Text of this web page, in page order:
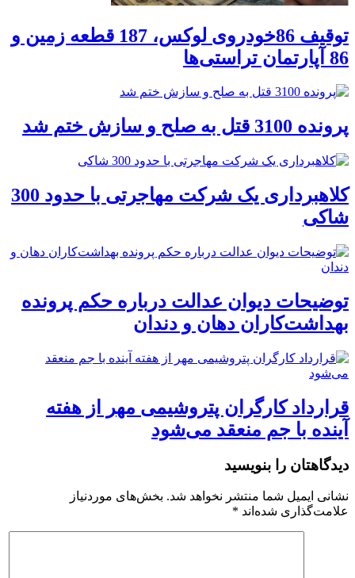
توقیف 86خودروی لوکس، 187 قطعه زمین و
86 آپارتمان تراستی‌ها
پرونده 3100 قتل به صلح و سازش ختم شد
کلاهبرداری یک شرکت مهاجرتی با حدود 300
شاکی
توضیحات دیوان عدالت درباره حکم پرونده
بهداشت‌کاران دهان و دندان
قرارداد کارگران پتروشیمی مهر از هفته
آینده با جم منعقد می‌شود
دیدگاهتان را بنویسید
نشانی ایمیل شما منتشر نخواهد شد. بخش‌های موردنیاز
علامت‌گذاری شده‌اند *